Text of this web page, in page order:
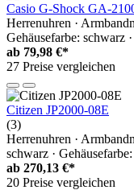
Casio G-Shock GA-
Herrenuhren ·
Gehäusefarbe: schwarz
ab 79,98 €*
27 Preise vergleichen
Citizen JP2000-08E
(3)
Herrenuhren ·
schwarz ·
ab 270,13 €*
20 Preise vergleichen